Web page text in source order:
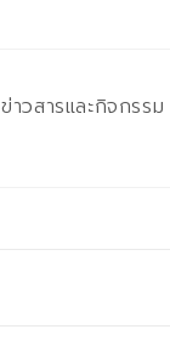
ข่าวสารและกิจกรรม